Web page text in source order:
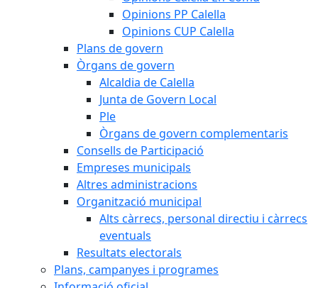
Opinions PP Calella
Opinions CUP Calella
Plans de govern
Òrgans de govern
Alcaldia de Calella
Junta de Govern Local
Ple
Òrgans de govern complementaris
Consells de Participació
Empreses municipals
Altres administracions
Organització municipal
Alts càrrecs, personal directiu i càrrecs
eventuals
Resultats electorals
Plans, campanyes i programes